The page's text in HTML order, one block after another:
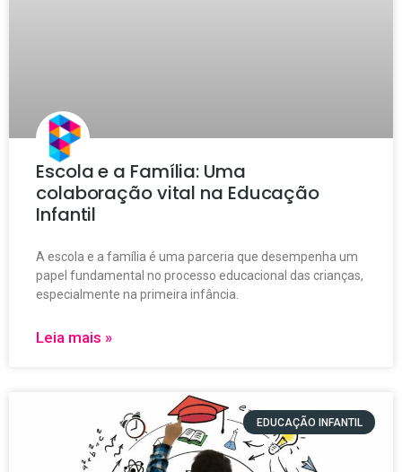
Escola e a Família: Uma
colaboração vital na Educação
Infantil
A escola e a família é uma parceria que desempenha um
papel fundamental no processo educacional das crianças,
especialmente na primeira infância.
Leia mais »
EDUCAÇÃO INFANTIL